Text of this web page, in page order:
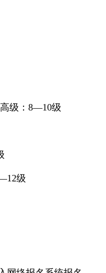
级：8—10级
级